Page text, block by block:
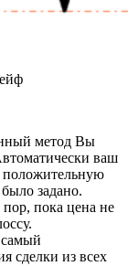
метод Вы
ваш
положительную
задано.
пока цена не
самый
сделки из всех